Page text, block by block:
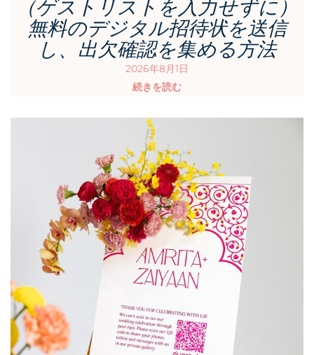
（ゲストリストを入力せずに）
無料のデジタル招待状を送信
し、出欠確認を集める方法
2026年8月1日
続きを読む